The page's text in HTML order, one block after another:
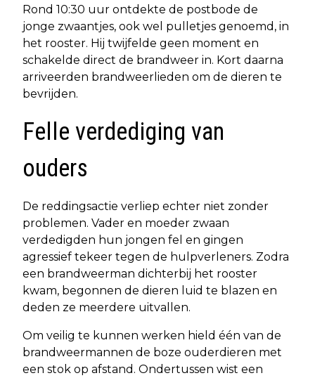
Rond 10:30 uur ontdekte de postbode de
jonge zwaantjes, ook wel pulletjes genoemd, in
het rooster. Hij twijfelde geen moment en
schakelde direct de brandweer in. Kort daarna
arriveerden brandweerlieden om de dieren te
bevrijden.
Felle verdediging van
ouders
De reddingsactie verliep echter niet zonder
problemen. Vader en moeder zwaan
verdedigden hun jongen fel en gingen
agressief tekeer tegen de hulpverleners. Zodra
een brandweerman dichterbij het rooster
kwam, begonnen de dieren luid te blazen en
deden ze meerdere uitvallen.
Om veilig te kunnen werken hield één van de
brandweermannen de boze ouderdieren met
een stok op afstand. Ondertussen wist een